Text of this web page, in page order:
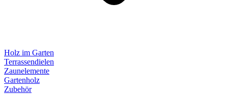
Holz im Garten
Terrassendielen
Zaunelemente
Gartenholz
Zubehör